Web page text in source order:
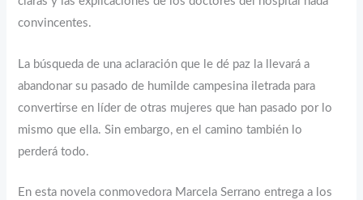
convincentes.
La búsqueda de una aclaración que le dé paz la llevará a
abandonar su pasado de humilde campesina iletrada para
convertirse en líder de otras mujeres que han pasado por lo
mismo que ella. Sin embargo, en el camino también lo
perderá todo.
En esta novela conmovedora Marcela Serrano entrega a los